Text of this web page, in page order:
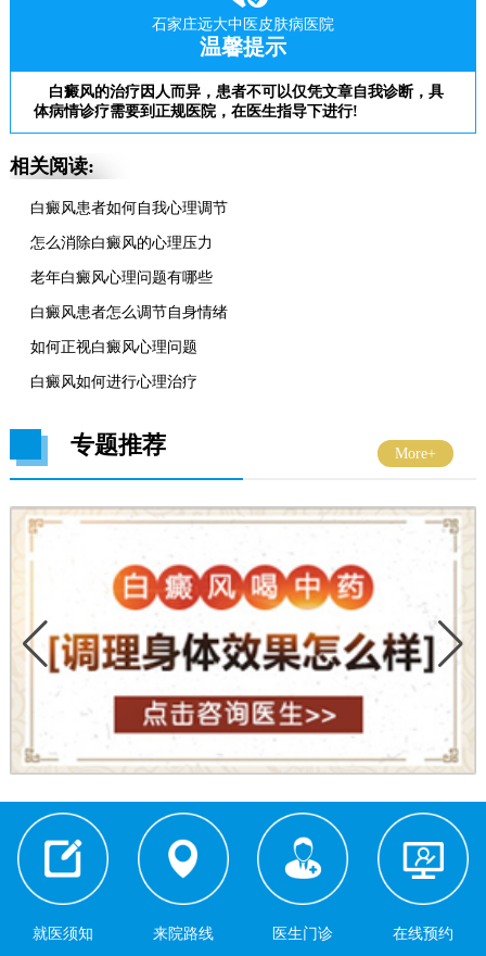
石家庄远大中医皮肤病医院
温馨提示
白癜风的治疗因人而异，患者不可以仅凭文章自我诊断，具
体病情诊疗需要到正规医院，在医生指导下进行!
相关阅读:
白癜风患者如何自我心理调节
怎么消除白癜风的心理压力
老年白癜风心理问题有哪些
白癜风患者怎么调节自身情绪
如何正视白癜风心理问题
白癜风如何进行心理治疗
专题推荐 More+
就医须知 来院路线 医生门诊 在线预约